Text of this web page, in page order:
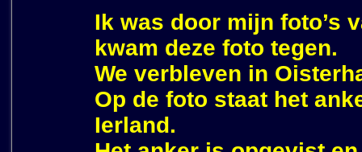
Ik was door mijn foto’s
kwam deze foto tegen.
We verbleven in
Op de foto staat het
Ierland.